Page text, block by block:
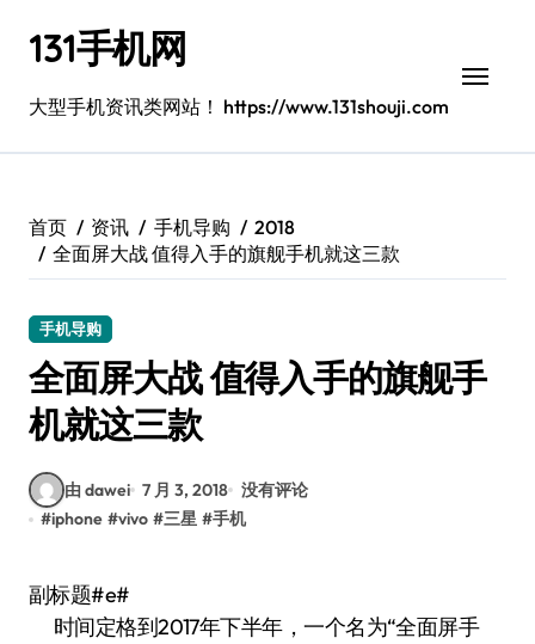
131手机网
大型手机资讯类网站！ https://www.131shouji.com
首页 资讯 手机导购
2018
全面屏大战 值得入手的旗舰手机就这三款
手机导购
全面屏大战 值得入手的旗舰手
机就这三款
由 dawei 7 月 3, 2018 没有评论
#iphone #vivo #三星 #手机
副标题#e#
时间定格到2017年下半年，一个名为“全面屏手